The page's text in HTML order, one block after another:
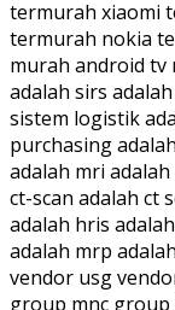
termurah xiaomi
termurah nokia
murah android tv
adalah sirs
sistem logistik
purchasing
adalah mri
ct-scan adalah ct
adalah hris
adalah mrp
vendor usg
group mnc